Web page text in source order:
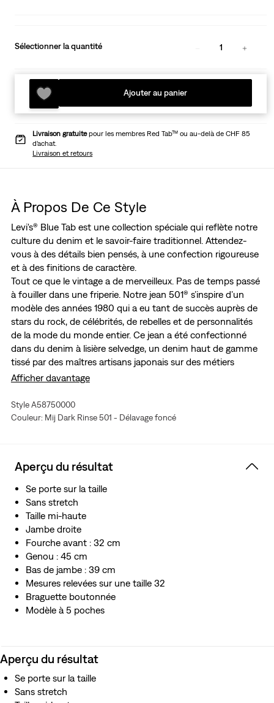
Sélectionner la quantité 1
Ajouter au panier
Livraison gratuitepour les membres Red Tab™ ou au-delà de CHF 85
d’achat.
Livraison et retours
À Propos De Ce Style
Levi's® Blue Tab est une collection spéciale qui reflète notre
culture du denim et le savoir-faire traditionnel. Attendez-
vous à des détails bien pensés, à une confection rigoureuse
et à des finitions de caractère.
Tout ce que le vintage a de merveilleux. Pas de temps passé
à fouiller dans une friperie. Notre jean 501® s’inspire d’un
modèle des années 1980 qui a eu tant de succès auprès de
stars du rock, de célébrités, de rebelles et de personnalités
de la mode du monde entier. Ce jean a été confectionné
dans du denim à lisière selvedge, un denim haut de gamme
tissé par des maîtres artisans japonais sur des métiers
traditionnels à navette. Le tissage plus serré présente une
distingue des autres.
Une collection haut de gamme où les
braguette boutonnée
Une toile vierge pour l’expression de soi
Ce denim à lisière selvedge, haut de gamme et japonais,
a été tissé sur un métier à navette traditionnel. Le tissage
plus serré présente une meilleure durabilité et une lisière
impeccablement finie qui le distingue des autres
Fabrication japonaise par des maîtres artisans qui
utilisent des matières nobles et accordent une grande
attention aux détails
Afficher davantage
Style A58750000
Couleur: Mij Dark Rinse 501 - Délavage foncé
Aperçu du résultat
Se porte sur la taille
Sans stretch
Taille mi-haute
Jambe droite
Fourche avant : 32 cm
Genou : 45 cm
Bas de jambe : 39 cm
Mesures relevées sur une taille 32
Braguette boutonnée
Modèle à 5 poches
Aperçu du résultat
Se porte sur la taille
Sans stretch